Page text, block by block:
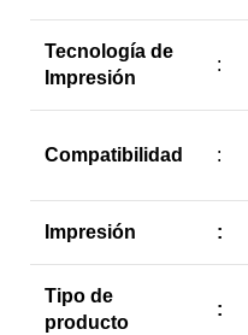
Tecnología de
Impresión
:
Compatibilidad :
Impresión :
Tipo de
producto
: